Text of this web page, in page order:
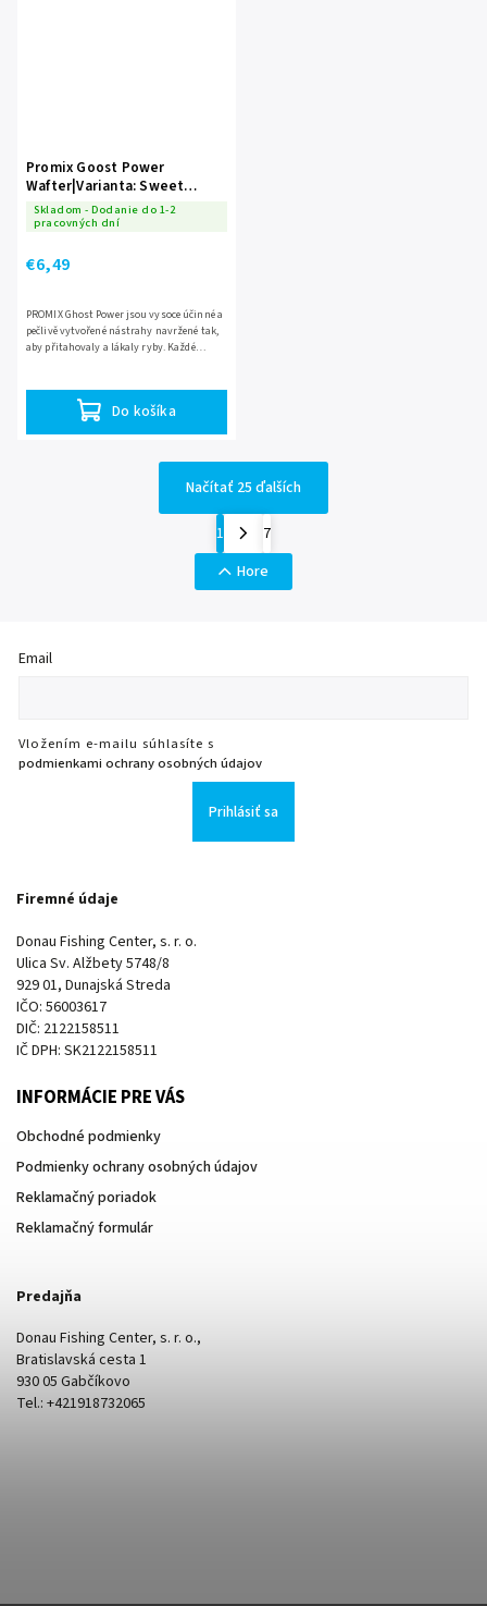
Promix Goost Power
Wafter|Varianta: Sweet
Ananas 8mm
Skladom - Dodanie do 1-2
pracovných dní
€6,49
Do košíka
PROMIX Ghost Power jsou vysoce účinné a
pečlivě vytvořené nástrahy navržené tak,
aby přitahovaly a lákaly ryby. Každé
Načítať 25 ďalších
1
7
Hore
Email
Vložením e-mailu súhlasíte s
podmienkami ochrany osobných údajov
Prihlásiť sa
Firemné údaje
Donau Fishing Center, s. r. o.
Ulica Sv. Alžbety 5748/8
929 01, Dunajská Streda
IČO: 56003617
DIČ: 2122158511
IČ DPH: SK2122158511
INFORMÁCIE PRE VÁS
Obchodné podmienky
Podmienky ochrany osobných údajov
Reklamačný poriadok
Reklamačný formulár
Predajňa
Donau Fishing Center, s. r. o.,
Bratislavská cesta 1
930 05 Gabčíkovo
Tel.: +421918732065